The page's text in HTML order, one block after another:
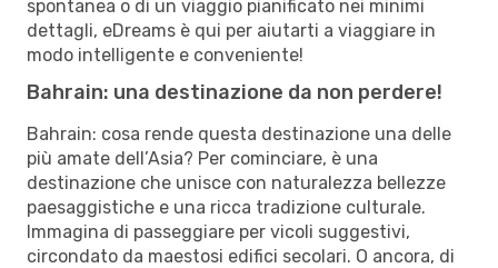
spontanea o di un viaggio pianificato nei minimi
dettagli, eDreams è qui per aiutarti a viaggiare in
modo intelligente e conveniente!
Bahrain: una destinazione da non perdere!
Bahrain: cosa rende questa destinazione una delle
più amate dell’Asia? Per cominciare, è una
destinazione che unisce con naturalezza bellezze
paesaggistiche e una ricca tradizione culturale.
Immagina di passeggiare per vicoli suggestivi,
circondato da maestosi edifici secolari. O ancora, di